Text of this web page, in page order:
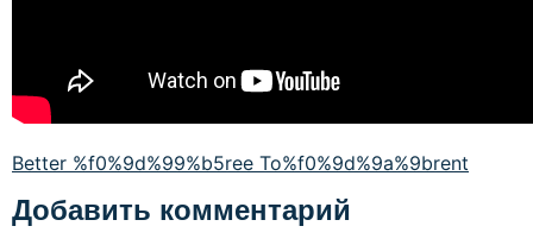
Better %f0%9d%99%b5ree To%f0%9d%9a%9brent
Добавить комментарий